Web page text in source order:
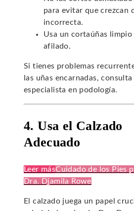
para evitar que crezcan
incorrecta.
Usa un cortaúñas limpio
afilado.
Si tienes problemas
las uñas encarnadas, consulta
especialista en podología.
4. Usa el Calzado
Adecuado
Leer másCuidado de los Pies
Dra. Djamila Rowe
El calzado juega un papel